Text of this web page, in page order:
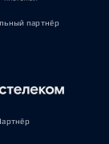
партнёр